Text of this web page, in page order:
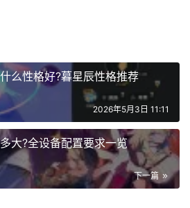
么性格好?暮星辰性格推荐
2026年5月3日 11:11
大?全设备配置要求一览
下一篇